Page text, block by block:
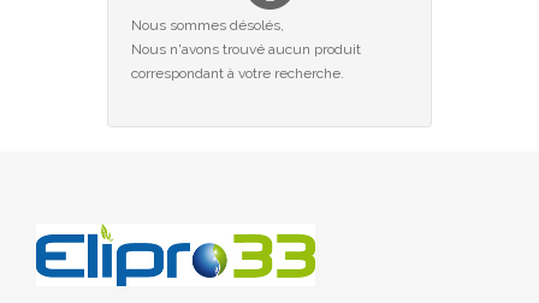
Nous sommes désolés,
Nous n'avons trouvé aucun produit
correspondant à votre recherche.